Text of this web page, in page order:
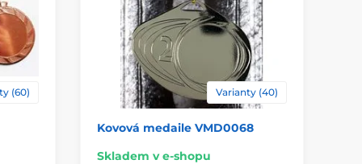
(60) Varianty (40)
Kovová medaile VMD0068
Skladem v e-shopu